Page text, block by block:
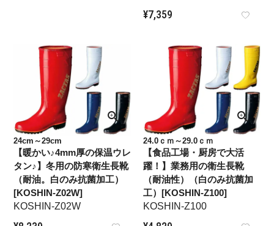
¥7,359
24cm～29cm
【暖かい♪4mm厚の保温ウレ
タン♪】冬用の防寒衛生長靴
（耐油。白のみ抗菌加工）
[KOSHIN-Z02W]
KOSHIN-Z02W
24.0ｃｍ～29.0ｃｍ
【食品工場・厨房で大活
躍！】業務用の衛生長靴
（耐油性）（白のみ抗菌加
工）[KOSHIN-Z100]
KOSHIN-Z100